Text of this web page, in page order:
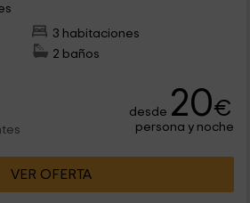
3 habitaciones
2 baños
desde 20€
persona y noche
VER OFERTA